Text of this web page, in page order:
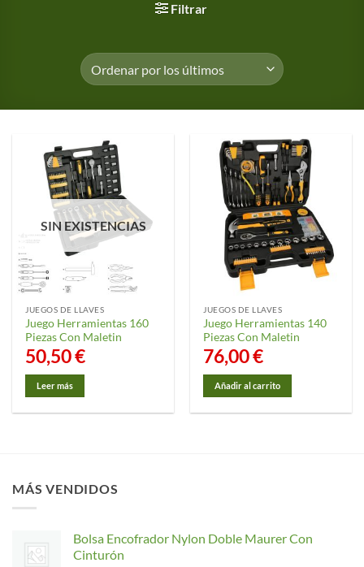
Filtrar
SIN EXISTENCIAS
JUEGOS DE LLAVES
Juego Herramientas 160
Piezas Con Maletin
50,50€
Leer más
JUEGOS DE LLAVES
Juego Herramientas 140
Piezas Con Maletin
76,00€
Añadir al carrito
MÁS VENDIDOS
Bolsa Encofrador Nylon Doble Maurer Con
Cinturón